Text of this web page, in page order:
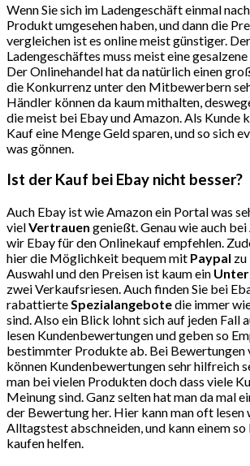
Wenn Sie sich im Ladengeschäft einmal
Produkt umgesehen haben, und dann die
vergleichen ist es online meist günstiger.
Ladengeschäftes muss meist eine
Der Onlinehandel hat da natürlich einen
die Konkurrenz unter den Mitbewerbern
Händler können da kaum mithalten,
die meist bei Ebay und Amazon. Als Kunde
Kauf eine Menge Geld sparen, und so sich
was gönnen.
Ist der Kauf bei Ebay nicht besser?
Auch Ebay ist wie Amazon ein Portal was
vielVertrauen genießt. Genau wie auch
wir Ebay für den Onlinekauf empfehlen.
hier die Möglichkeit bequem mit Paypal zu
Auswahl und den Preisen ist kaum ein
zwei Verkaufsriesen. Auch finden Sie bei
rabattierteSpezialangebotedie immer
sind. Also ein Blick lohnt sich auf jeden Fall
lesen Kundenbewertungen und geben so
bestimmter Produkte ab. Bei Bewertungen
können Kundenbewertungen sehr hilfreich
man bei vielen Produkten doch dass viele
Meinung sind. Ganz selten hat man da mal
der Bewertung her. Hier kann man oft
Alltagstest abschneiden, und kann einem
kaufen helfen.